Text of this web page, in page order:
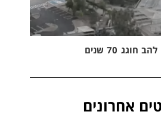
חוגג 70 שנים
אחרונים